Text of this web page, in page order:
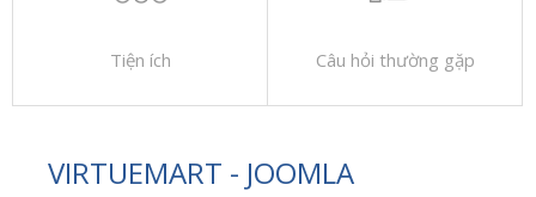
Tiện ích Câu hỏi thường gặp
VIRTUEMART - JOOMLA